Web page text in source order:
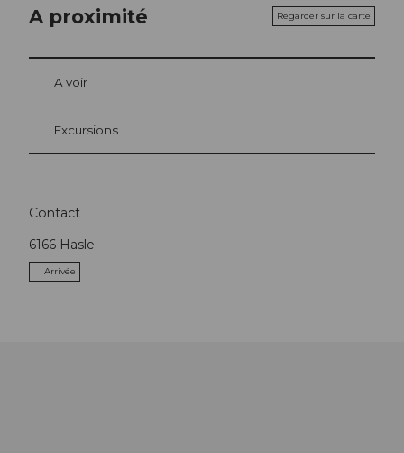
A proximité Regarder sur la carte
A voir
Excursions
Contact
6166 Hasle
Arrivée